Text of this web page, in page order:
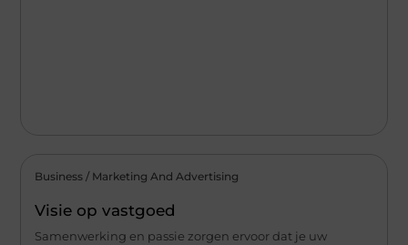
Business / Marketing And Advertising
Visie op vastgoed
Samenwerking en passie zorgen ervoor dat je uw